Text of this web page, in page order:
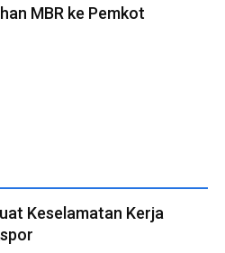
MBR ke Pemkot
Keselamatan Kerja